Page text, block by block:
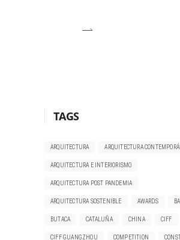
TAGS
ARQUITECTURA ARQUITECTURA
ARQUITECTURA E INTERIORISMO
ARQUITECTURA POST PANDEMIA
ARQUITECTURA SOSTENIBLE AWARDS
BUTACA CATALUÑA CHINA CIFF
CIFF GUANGZHOU COMPETITION